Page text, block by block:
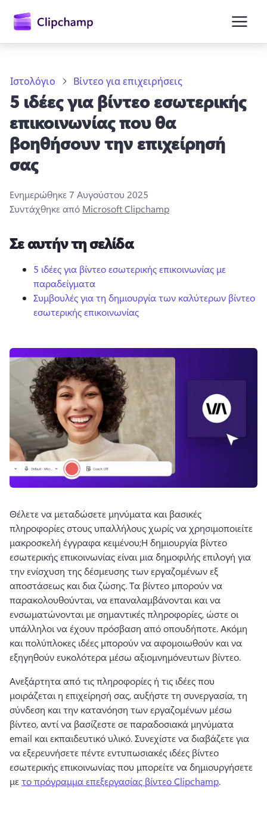
περιεχόμενο
Δωρεάν δοκιμή
Ιστολόγιο Βίντεο για επιχειρήσεις
5 ιδέες για βίντεο εσωτερικής
επικοινωνίας που θα
βοηθήσουν την επιχείρησή
σας
Ενημερώθηκε7 Αυγούστου 2025
Συντάχθηκε από Microsoft Clipchamp
Σε αυτήν τη σελίδα
5 ιδέες για βίντεο εσωτερικής επικοινωνίας με
παραδείγματα
Συμβουλές για τη δημιουργία των καλύτερων βίντεο
εσωτερικής επικοινωνίας
Θέλετε να μεταδώσετε μηνύματα και βασικές
πληροφορίες στους υπαλλήλους χωρίς να χρησιμοποιείτε
μακροσκελή έγγραφα κειμένου;Η δημιουργία βίντεο
εσωτερικής επικοινωνίας είναι μια δημοφιλής επιλογή για
την ενίσχυση της δέσμευσης των εργαζομένων εξ
αποστάσεως και δια ζώσης. Τα βίντεο μπορούν να
παρακολουθούνται, να επαναλαμβάνονται και να
ενσωματώνονται με σημαντικές πληροφορίες, ώστε οι
υπάλληλοι να έχουν πρόσβαση από οπουδήποτε. Ακόμη
και πολύπλοκες ιδέες μπορούν να αφομοιωθούν και να
εξηγηθούν ευκολότερα μέσω αξιομνημόνευτων βίντεο.
Ανεξάρτητα από τις πληροφορίες ή τις ιδέες που
μοιράζεται η επιχείρησή σας, αυξήστε τη συνεργασία, τη
σύνδεση και την κατανόηση των εργαζομένων μέσω
βίντεο, αντί να βασίζεστε σε παραδοσιακά μηνύματα
email και εκπαιδευτικό υλικό. Συνεχίστε να διαβάζετε για
να εξερευνήσετε πέντε εντυπωσιακές ιδέες βίντεο
εσωτερικής επικοινωνίας που μπορείτε να δημιουργήσετε
με το πρόγραμμα επεξεργασίας βίντεο Clipchamp.